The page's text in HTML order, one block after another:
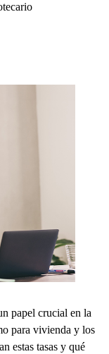
papel crucial en la
para vivienda y los
estas tasas y qué